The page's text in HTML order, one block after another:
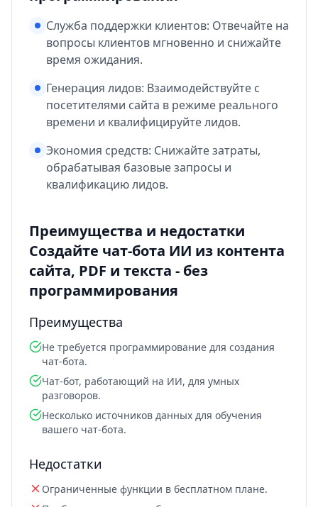
Служба поддержки клиентов: Отвечайте на
вопросы клиентов мгновенно и снижайте
время ожидания.
Генерация лидов: Взаимодействуйте с
посетителями сайта в режиме реального
времени и квалифицируйте лидов.
Экономия средств: Снижайте затраты,
обрабатывая базовые запросы и
квалификацию лидов.
Преимущества и недостатки
Создайте чат-бота ИИ из контента
сайта, PDF и текста - без
программирования
Преимущества
Не требуется программирование для создания
чат-бота.
Чат-бот, работающий на ИИ, для умных
разговоров.
Несколько источников данных для обучения
вашего чат-бота.
Недостатки
Ограниченные функции в бесплатном плане.